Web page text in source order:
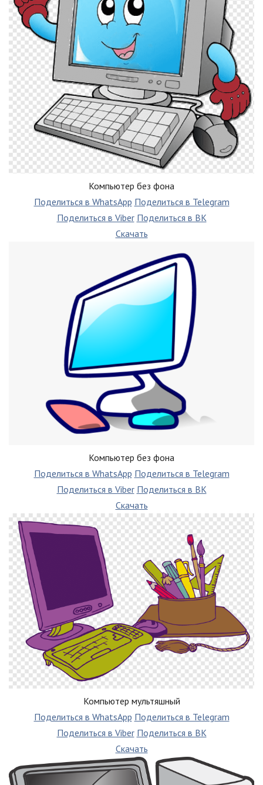
Компьютер без фона
Поделиться в WhatsApp Поделиться в Telegram
Поделиться в Viber Поделиться в ВК
Скачать
Компьютер без фона
Поделиться в WhatsApp Поделиться в Telegram
Поделиться в Viber Поделиться в ВК
Скачать
Компьютер мультяшный
Поделиться в WhatsApp Поделиться в Telegram
Поделиться в Viber Поделиться в ВК
Скачать